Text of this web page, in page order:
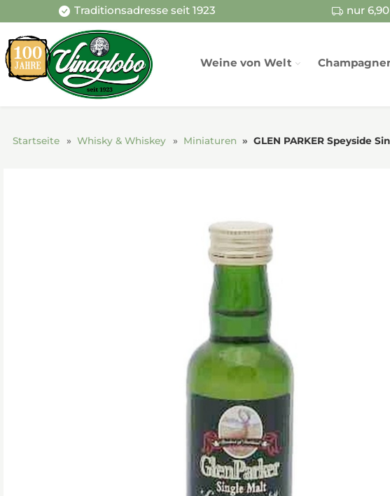
Traditionsadresse seit 1923 nur
Weine von Welt
Startseite Whisky & Whiskey Miniaturen GLEN PARKER Speyside